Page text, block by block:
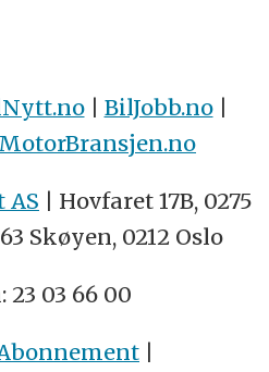
| BilJobb.no|
MotorBransjen.no
AS | Hovfaret 17B, 0275
Skøyen, 0212 Oslo
23 03 66 00
|